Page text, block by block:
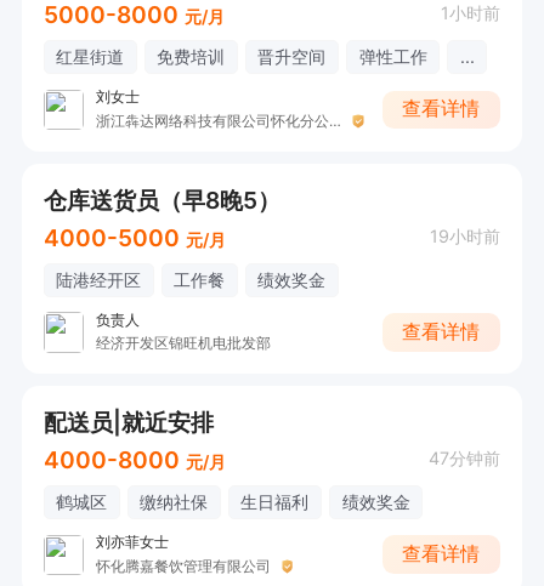
5000-8000 元/月 1小时前
红星街道 免费培训 晋升空间 弹性工作 ...
刘女士
浙江犇达网络科技有限公司怀化分公司
查看详情
仓库送货员（早8晚5）
4000-5000 元/月 19小时前
陆港经开区 工作餐 绩效奖金
负责人
经济开发区锦旺机电批发部
查看详情
配送员|就近安排
4000-8000 元/月 47分钟前
鹤城区 缴纳社保 生日福利 绩效奖金
刘亦菲女士
怀化腾嘉餐饮管理有限公司
查看详情